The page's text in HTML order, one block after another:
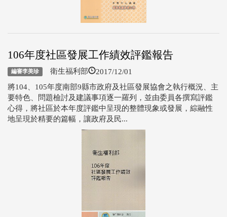
106年度社區發展工作績效評鑑報告
編審李美珍 衛生福利部 2017/12/01
將104、105年度南部9縣市政府及社區發展協會之執行概況、主
要特色、問題檢討及建議事項逐一羅列，並由委員各撰寫評鑑
心得，將社區於本年度評鑑中呈現的整體現象或發展，綜融性
地呈現於精要的篇幅，讓政府及民...